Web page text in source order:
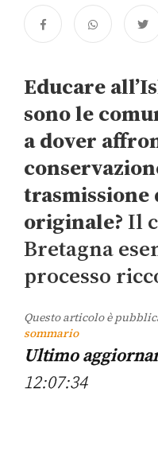
Educare
sono le
a dover
trasmissione
originale?Il
Bretagna
processo
Questo articolo è
sommario
Ultimo
12:07:34